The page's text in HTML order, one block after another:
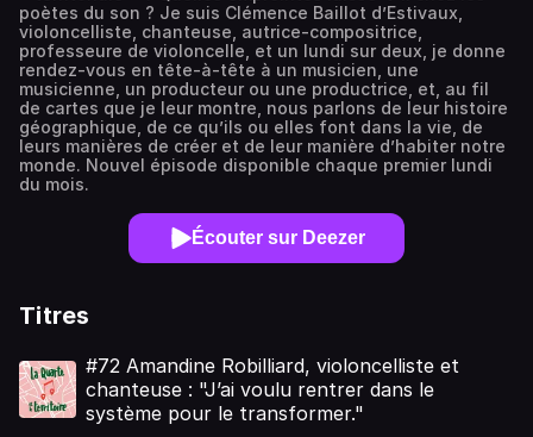
poètes du son ? Je suis Clémence Baillot d’Estivaux,
violoncelliste, chanteuse, autrice-compositrice,
professeure de violoncelle, et un lundi sur deux, je donne
rendez-vous en tête-à-tête à un musicien, une
musicienne, un producteur ou une productrice, et, au fil
de cartes que je leur montre, nous parlons de leur histoire
géographique, de ce qu’ils ou elles font dans la vie, de
leurs manières de créer et de leur manière d’habiter notre
monde. Nouvel épisode disponible chaque premier lundi
du mois.
Écouter sur Deezer
Titres
#72 Amandine Robilliard, violoncelliste et
chanteuse : "J’ai voulu rentrer dans le
système pour le transformer."